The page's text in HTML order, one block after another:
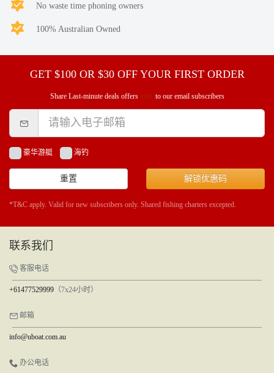
No waste time phoning owners
100% Australian Owned
GET $100 OR $30 OFF YOUR FIRST ORDER
Share Last-minute deals offers only to our email subscribers
豪华游艇 海钓
重置 解锁优惠码
*T&C apply. Valid for new subscribers only. Shared fishing charters excepted.
联系我们
客服电话
+61477529999 （7x24小时）
邮箱
info@uboat.com.au
办公电话